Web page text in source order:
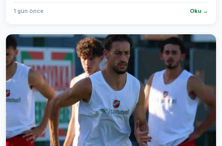
1 gün önce Oku →